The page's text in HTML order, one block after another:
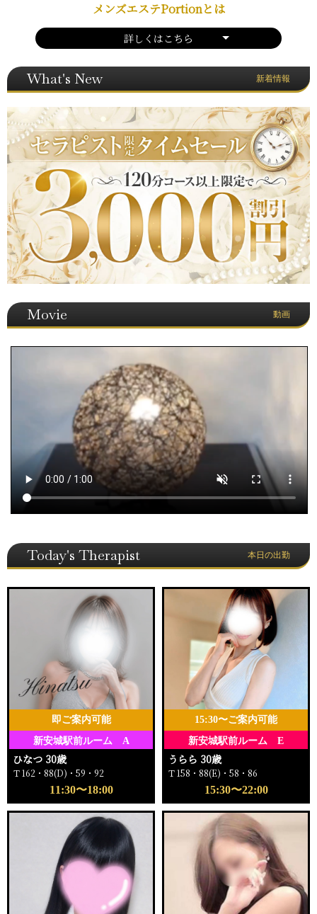
メンズエステPortionとは
詳しくはこちら
What's New 新着情報
Movie 動画
Today's Therapist 本日の出勤
新安城駅前ルーム A
即ご案内可能
ひなつ 30歳
Ｔ162・88(D)・59・92
11:30〜18:00
新安城駅前ルーム E
15:30〜ご案内可能
うらら 30歳
Ｔ158・88(E)・58・86
15:30〜22:00